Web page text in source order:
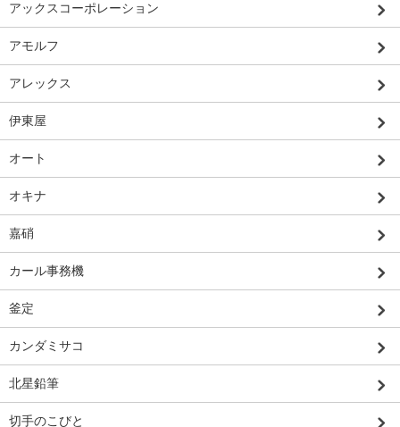
アックスコーポレーション
アモルフ
アレックス
伊東屋
オート
オキナ
嘉硝
カール事務機
釜定
カンダミサコ
北星鉛筆
切手のこびと